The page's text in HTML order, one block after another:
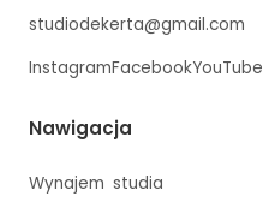
studiodekerta@gmail.com
InstagramFacebookYouTube
Nawigacja
Wynajem studia